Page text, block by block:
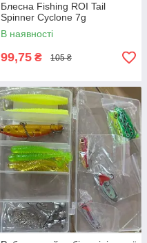
Блесна Fishing ROI Tail
Spinner Cyclone 7g
В наявності
99,75 ₴ 105 ₴